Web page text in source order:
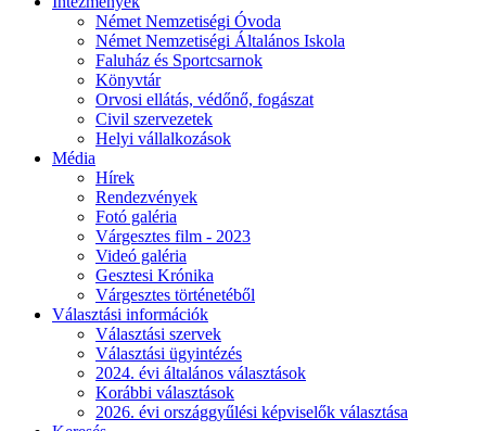
Német Nemzetiségi Óvoda
Német Nemzetiségi Általános Iskola
Faluház és Sportcsarnok
Könyvtár
Orvosi ellátás, védőnő, fogászat
Civil szervezetek
Helyi vállalkozások
Média
Hírek
Rendezvények
Fotó galéria
Várgesztes film - 2023
Videó galéria
Gesztesi Krónika
Várgesztes történetéből
Választási információk
Választási szervek
Választási ügyintézés
2024. évi általános választások
Korábbi választások
2026. évi országgyűlési képviselők választása